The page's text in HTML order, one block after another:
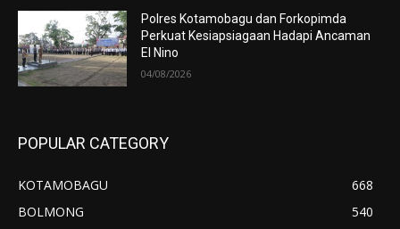
Polres Kotamobagu dan Forkopimda
Perkuat Kesiapsiagaan Hadapi Ancaman
El Nino
04/08/2026
POPULAR CATEGORY
KOTAMOBAGU
668
BOLMONG
540